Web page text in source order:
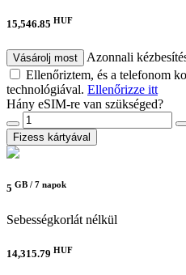
15,546.85 HUF
Vásárolj most
Azonnali
Ellenőriztem, és a telefonom
technológiával. Ellenőrizze itt
Hány eSIM-re van szükséged?
Fizess kártyával
5 GB / 7 napok
Sebességkorlát nélkül
14,315.79 HUF